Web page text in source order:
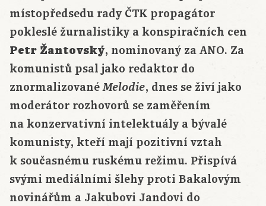
místopředsedu rady ČTK propagátor
pokleslé žurnalistiky a konspiračních cen
Petr Žantovský, nominovaný za ANO. Za
komunistů psal jako redaktor do
znormalizovanéMelodie, dnes se živí jako
moderátor rozhovorů se zaměřením
na konzervativní intelektuály a bývalé
komunisty, kteří mají pozitivní vztah
k současnému ruskému režimu. Přispívá
svými mediálními šlehy proti Bakalovým
novinářům a Jakubovi Jandovi do